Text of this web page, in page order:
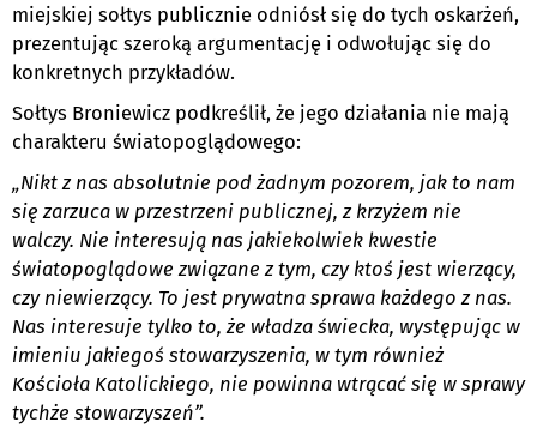
miejskiej sołtys publicznie odniósł się do tych oskarżeń,
prezentując szeroką argumentację i odwołując się do
konkretnych przykładów.
Sołtys Broniewicz podkreślił, że jego działania nie mają
charakteru światopoglądowego:
„Nikt z nas absolutnie pod żadnym pozorem, jak to nam
się zarzuca w przestrzeni publicznej, z krzyżem nie
walczy. Nie interesują nas jakiekolwiek kwestie
światopoglądowe związane z tym, czy ktoś jest wierzący,
czy niewierzący. To jest prywatna sprawa każdego z nas.
Nas interesuje tylko to, że władza świecka, występując w
imieniu jakiegoś stowarzyszenia, w tym również
Kościoła Katolickiego, nie powinna wtrącać się w sprawy
tychże stowarzyszeń”.